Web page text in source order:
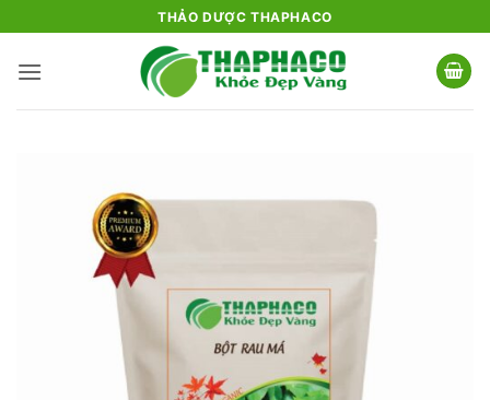
qua
nội
THẢO DƯỢC THAPHACO